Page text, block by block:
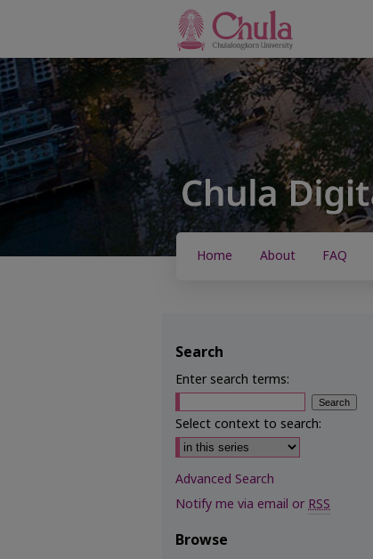
Home About FAQ
Search
Enter search terms:
Select context to search:
Advanced Search
Notify me via email orRSS
Browse